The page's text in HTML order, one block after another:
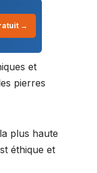
→
et
pierres
plus haute
éthique et